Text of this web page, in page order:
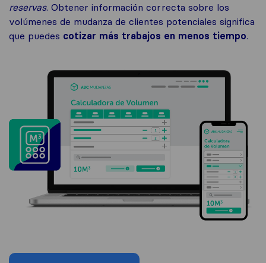
reservas. Obtener información correcta sobre los
volúmenes de mudanza de clientes potenciales significa
que puedes cotizar más trabajos en menos tiempo.